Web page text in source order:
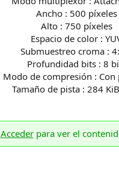
Ancho : 500 píxeles
Alto : 750 píxeles
Espacio de color :
Submuestreo croma :
Profundidad bits : 8
Modo de compresión : Con
Tamaño de pista : 284
Accederpara ver el